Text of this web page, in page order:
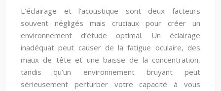
L’éclairage et l’acoustique sont deux facteurs
souvent négligés mais cruciaux pour créer un
environnement d’étude optimal. Un éclairage
inadéquat peut causer de la fatigue oculaire, des
maux de tête et une baisse de la concentration,
tandis qu’un environnement bruyant peut
sérieusement perturber votre capacité à vous